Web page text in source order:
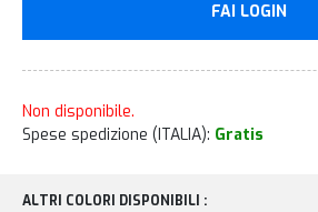
FAI LOGIN
Non disponibile.
Spese spedizione (ITALIA): Gratis
ALTRI COLORI DISPONIBILI :